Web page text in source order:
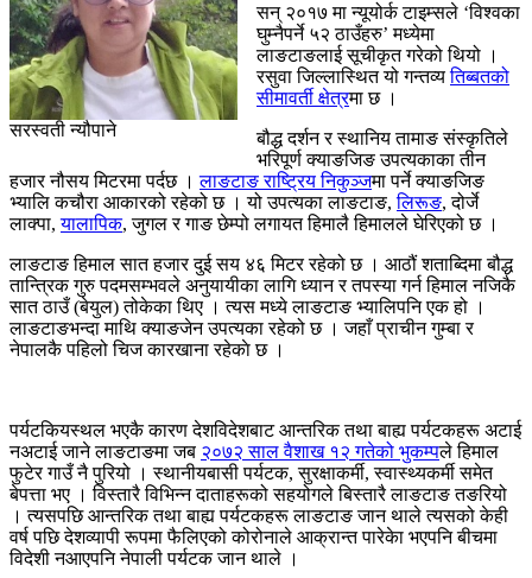
सरस्वती न्यौपाने
सन् २०१७ मा न्यूयोर्क टाइम्सले ‘विश्वका
घुम्नैपर्ने ५२ ठाउँहरु’ मध्येमा
लाङटाङलाई सूचीकृत गरेको थियो ।
रसुवा जिल्लास्थित यो गन्तव्यतिब्बतको
सीमावर्ती क्षेत्रमा छ ।
बौद्ध दर्शन र स्थानिय तामाङ संस्कृतिले
भरिपूर्ण क्याङजिङ उपत्यकाका तीन
हजार नौसय मिटरमा पर्दछ ।लाङटाङ राष्ट्रिय निकुञ्जमा पर्ने क्याङजिङ
भ्यालि कचौरा आकारको रहेको छ । यो उपत्यका लाङटाङ,लिरूङ, दोर्जे
लाक्पा,यालापिक, जुगल र गाङ छेम्पो लगायत हिमालै हिमालले घेरिएको छ ।
लाङटाङ हिमाल सात हजार दुई सय ४६ मिटर रहेको छ । आठौं शताब्दिमा बौद्ध
तान्त्रिक गुरु पदमसम्भवले अनुयायीका लागि ध्यान र तपस्या गर्न हिमाल नजिकै
सात ठाउँ (बेयुल) तोकेका थिए । त्यस मध्ये लाङटाङ भ्यालिपनि एक हो ।
लाङटाङभन्दा माथि क्याङजेन उपत्यका रहेको छ । जहाँ प्राचीन गुम्बा र
नेपालकै पहिलो चिज कारखाना रहेकाे छ ।
पर्यटकियस्थल भएकै कारण देशविदेशबाट आन्तरिक तथा बाह्य पर्यटकहरू अटाई
नअटाई जाने लाङटाङमा जब २०७२ साल वैशाख १२ गतेको भुकम्पले हिमाल
फुटेर गाउँ नै पुरियो । स्थानीयबासी पर्यटक, सुरक्षाकर्मी, स्वास्थ्यकर्मी समेत
बेपत्ता भए । विस्तारै विभिन्न दाताहरूको सहयोगले बिस्तारै लाङटाङ तङरियो
। त्यसपछि आन्तरिक तथा बाह्य पर्यटकहरू लाङटाङ जान थाले त्यसको केही
वर्ष पछि देशव्यापी रूपमा फैलिएको कोरोनाले आक्रान्त पारेकेा भएपनि बीचमा
विदेशी नआएपनि नेपाली पर्यटक जान थाले ।